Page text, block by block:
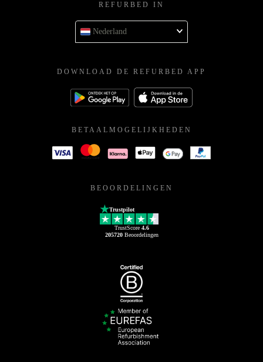
REFURBED IN
Nederland
DOWNLOAD DE REFURBED APP
BETAALMOGELIJKHEDEN
BEOORDELINGEN
Trustpilot
TrustScore 4.6
205720Beoordelingen